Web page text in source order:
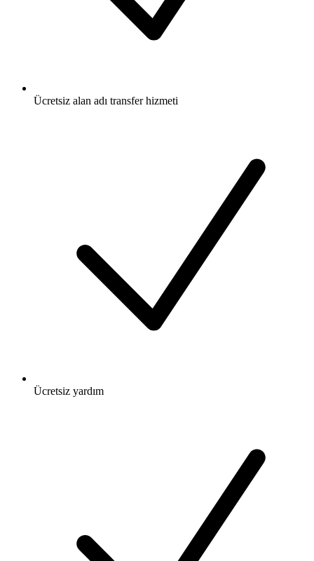
Ücretsiz alan adı transfer hizmeti
Ücretsiz yardım